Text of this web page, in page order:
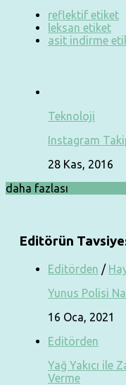
reflektif etiket
leksan etiket
asit indirme
Teknoloji
Instagram
28 Kas, 2016
daha fazlası
Editörün
Editörden /
Yunus Polisi
16 Oca, 2021
Editörden
Yağ Yakıcı ile
Verme